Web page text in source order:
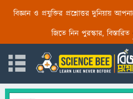
বিজ্ঞান ও প্রযুক্তির প্রশ্নোত্তর দুনিয়ায়
জিতে নিন পুরস্কার, বিস্তারিত